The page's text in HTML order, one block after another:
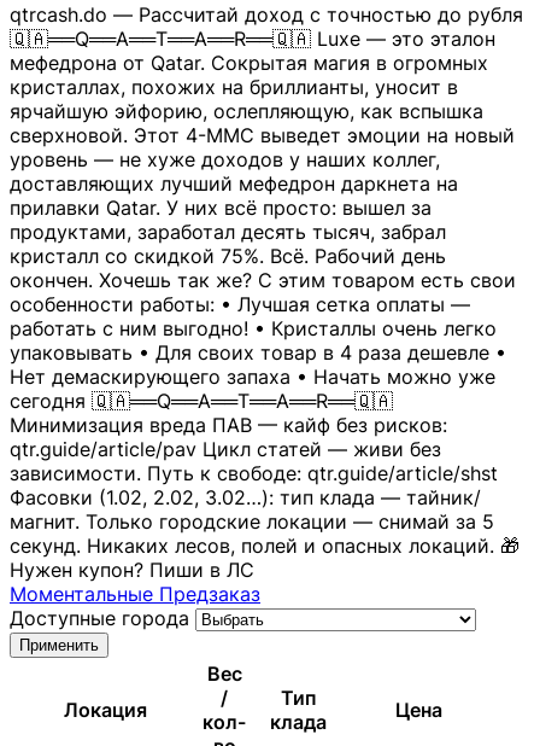
qtrcash.do — Рассчитай доход с точностью до рубля
🇶🇦══Q══A══T══A══R══🇶🇦 Luxe — это эталон
мефедрона от Qatar. Сокрытая магия в огромных
кристаллах, похожих на бриллианты, уносит в
ярчайшую эйфорию, ослепляющую, как вспышка
сверхновой. Этот 4-MMC выведет эмоции на новый
уровень — не хуже доходов у наших коллег,
доставляющих лучший мефедрон даркнета на
прилавки Qatar. У них всё просто: вышел за
продуктами, заработал десять тысяч, забрал
кристалл со скидкой 75%. Всё. Рабочий день
окончен. Хочешь так же? С этим товаром есть свои
особенности работы: • Лучшая сетка оплаты —
работать с ним выгодно! • Кристаллы очень легко
упаковывать • Для своих товар в 4 раза дешевле •
Нет демаскирующего запаха • Начать можно уже
сегодня 🇶🇦══Q══A══T══A══R══🇶🇦
Минимизация вреда ПАВ — кайф без рисков:
qtr.guide/article/pav Цикл статей — живи без
зависимости. Путь к свободе: qtr.guide/article/shst
Фасовки (1.02, 2.02, 3.02…): тип клада — тайник/
магнит. Только городские локации — снимай за 5
секунд. Никаких лесов, полей и опасных локаций. 🎁
Нужен купон? Пиши в ЛС
Моментальные Предзаказ
Доступные города
Применить
Локация
Вес
/
кол-
Тип
клада
Цена